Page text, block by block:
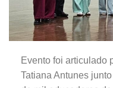
Evento foi articulado
Tatiana Antunes